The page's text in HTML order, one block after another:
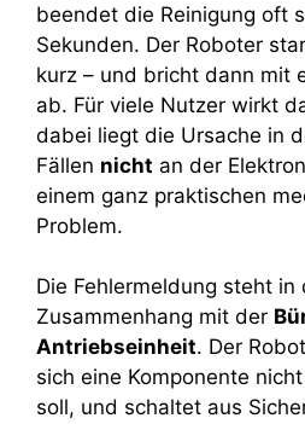
beendet die Reinigung oft
Sekunden. Der Roboter
kurz – und bricht dann mit
ab. Für viele Nutzer wirkt
dabei liegt die Ursache in
Fällen nicht an der
einem ganz praktischen
Problem.
Die Fehlermeldung steht in
Zusammenhang mit der
Antriebseinheit. Der
sich eine Komponente
soll, und schaltet aus